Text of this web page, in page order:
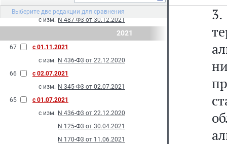
Выберите две редакции для сравнения
68
с 10.01.2022
с изм. N 487-Ф3 от 30.12.2021
2021
67
с 01.11.2021
с изм. N 436-Ф3 от 22.12.2020
66
с 02.07.2021
с изм. N 345-Ф3 от 02.07.2021
65
с 01.07.2021
с изм. N 436-Ф3 от 22.12.2020
N 125-Ф3 от 30.04.2021
N 170-Ф3 от 11.06.2021